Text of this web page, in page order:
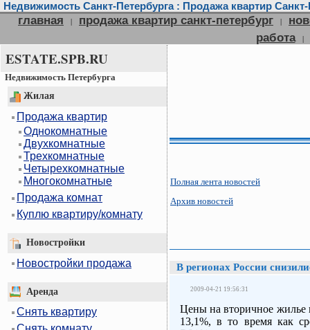
Недвижимость Санкт-Петербурга : Продажа квартир
главная | продажа квартир санкт-петербург |
работа
|
ESTATE.SPB.RU
Недвижимость Петербурга
Жилая
Продажа квартир
Однокомнатные
Двухкомнатные
Трехкомнатные
Четырехкомнатные
Многокомнатные
Продажа комнат
Куплю квартиру/комнату
Новостройки
Новостройки продажа
Аренда
Снять квартиру
Полная лента новостей
Архив новостей
В регионах России
2009-04-21 19:56:31
Цены на вторичное жилье
13,1%, в то время как